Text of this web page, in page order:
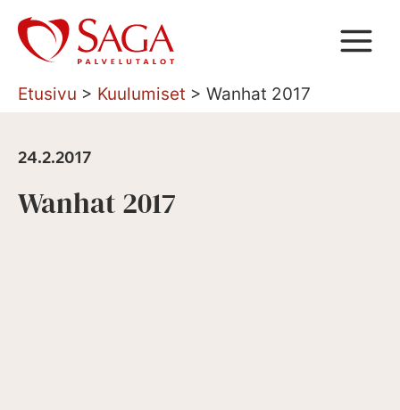
Siirry
sisältöön
Etusivu > Kuulumiset > Wanhat 2017
24.2.2017
Wanhat 2017